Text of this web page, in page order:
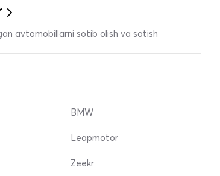
avtomobillarni sotib olish va sotish
BMW
Leapmotor
Zeekr